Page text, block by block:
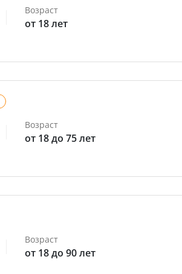
Возраст
от 18 лет
Возраст
от 18 до 75 лет
Возраст
от 18 до 90 лет